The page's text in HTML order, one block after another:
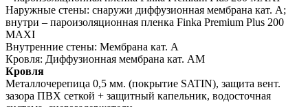
Наружные стены: снаружи диффузионная мембрана кат. А;
внутри – пароизоляционная пленка Finka Premium Plus 200
MAXI
Внутренние стены: Мембрана кат. А
Кровля: Диффузионная мембрана кат. АМ
Кровля
Металлочерепица 0,5 мм. (покрытие SATIN), защита вент.
зазора ПВХ сеткой + защитный капельник, водосточная